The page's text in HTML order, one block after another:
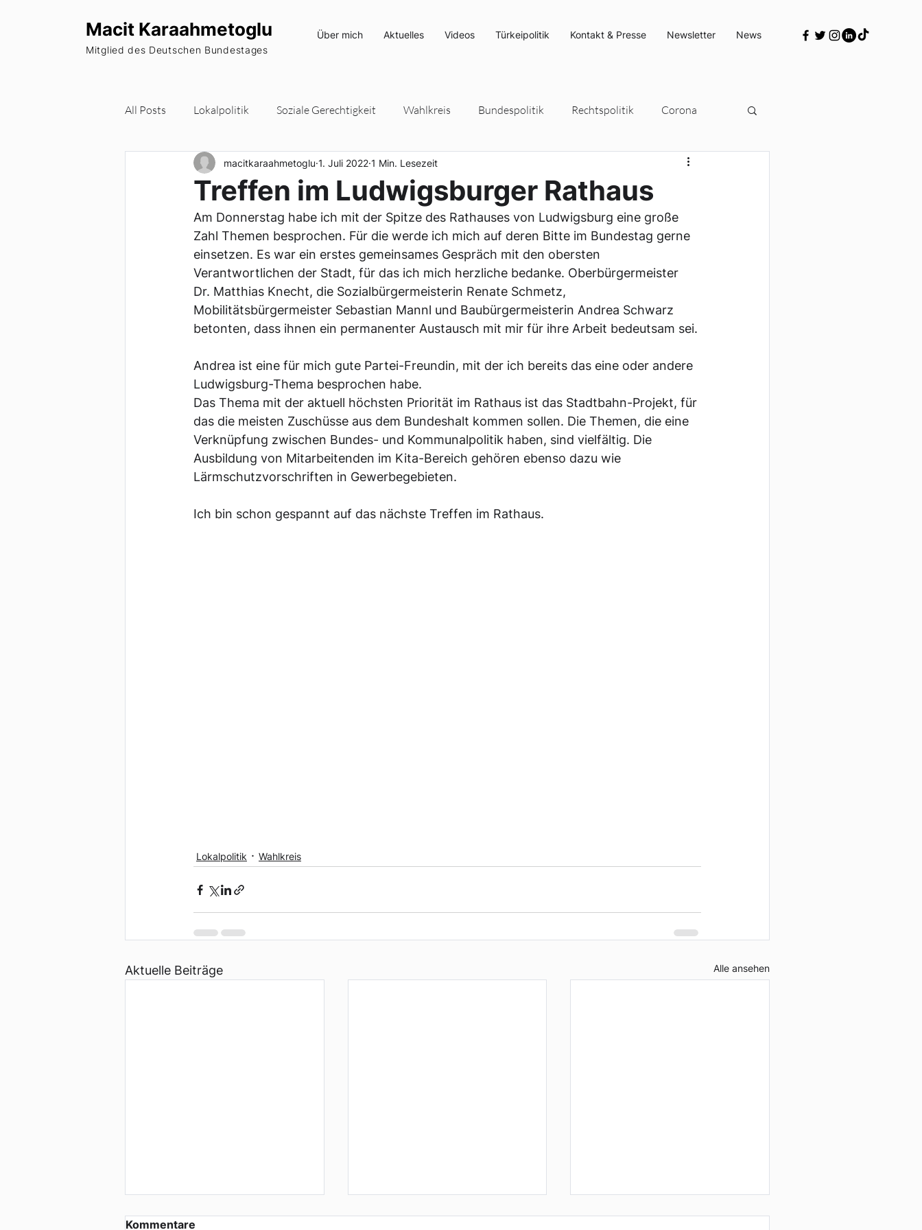
Macit Karaahmetoglu
Mitglied des Deutschen Bundestages
Über mich Aktuelles Videos Türkeipolitik Kontakt & Presse Newsletter News
All Posts Lokalpolitik Soziale Gerechtigkeit Wahlkreis Bundespolitik Rechtspolitik Corona
Wohnraum Europa Parteipolitik Umwelt- und Klimaschutz
Newsletter
Treffen im Ludwigsburger Rathaus
macitkaraahmetoglu 1. Juli 2022 1 Min. Lesezeit
Am Donnerstag habe ich mit der Spitze des Rathauses von Ludwigsburg eine große
Zahl Themen besprochen. Für die werde ich mich auf deren Bitte im Bundestag gerne
einsetzen. Es war ein erstes gemeinsames Gespräch mit den obersten
Verantwortlichen der Stadt, für das ich mich herzliche bedanke. Oberbürgermeister
Dr. Matthias Knecht, die Sozialbürgermeisterin Renate Schmetz,
Mobilitätsbürgermeister Sebastian Mannl und Baubürgermeisterin Andrea Schwarz
betonten, dass ihnen ein permanenter Austausch mit mir für ihre Arbeit bedeutsam sei.
Andrea ist eine für mich gute Partei-Freundin, mit der ich bereits das eine oder andere
Ludwigsburg-Thema besprochen habe.
Das Thema mit der aktuell höchsten Priorität im Rathaus ist das Stadtbahn-Projekt, für
das die meisten Zuschüsse aus dem Bundeshalt kommen sollen. Die Themen, die eine
Verknüpfung zwischen Bundes- und Kommunalpolitik haben, sind vielfältig. Die
Ausbildung von Mitarbeitenden im Kita-Bereich gehören ebenso dazu wie
Lärmschutzvorschriften in Gewerbegebieten.
Ich bin schon gespannt auf das nächste Treffen im Rathaus.
Lokalpolitik Wahlkreis
Aktuelle Beiträge Alle ansehen
Kommentare